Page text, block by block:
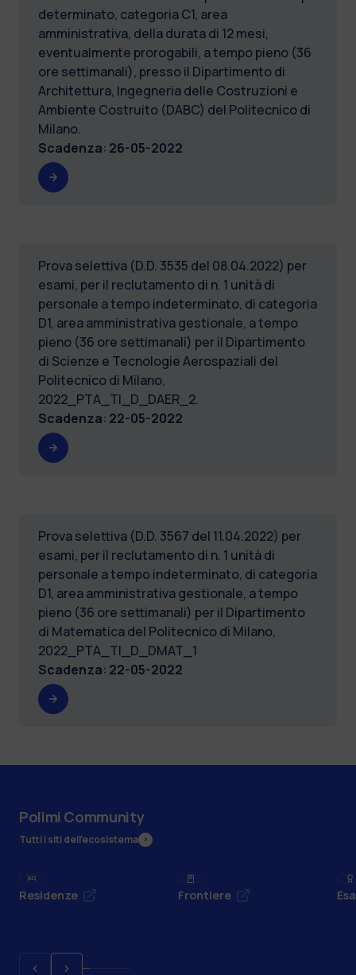
determinato, categoria C1, area
amministrativa, della durata di 12 mesi,
eventualmente prorogabili, a tempo pieno (36
ore settimanali), presso il Dipartimento di
Architettura, Ingegneria delle Costruzioni e
Ambiente Costruito (DABC) del Politecnico di
Milano.
Scadenza: 26-05-2022
Prova selettiva (D.D. 3535 del 08.04.2022) per
esami, per il reclutamento di n. 1 unità di
personale a tempo indeterminato, di categoria
D1, area amministrativa gestionale, a tempo
pieno (36 ore settimanali) per il Dipartimento
di Scienze e Tecnologie Aerospaziali del
Politecnico di Milano,
2022_PTA_TI_D_DAER_2.
Scadenza: 22-05-2022
Prova selettiva (D.D. 3567 del 11.04.2022) per
esami, per il reclutamento di n. 1 unità di
personale a tempo indeterminato, di categoria
D1, area amministrativa gestionale, a tempo
pieno (36 ore settimanali) per il Dipartimento
di Matematica del Politecnico di Milano,
2022_PTA_TI_D_DMAT_1
Scadenza: 22-05-2022
Polimi Community
Tutti i siti dell’ecosistema
Residenze Frontiere